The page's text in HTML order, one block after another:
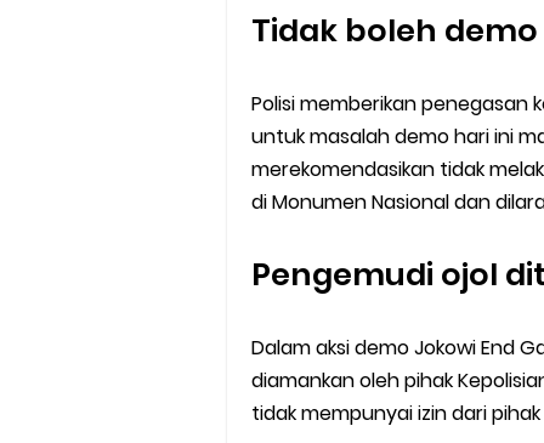
Tidak boleh
Polisi memberikan penegasan
untuk masalah demo hari ini
merekomendasikan tidak
di Monumen Nasional dan
Pengemudi ojol
Dalam aksi demo Jokowi End
diamankan oleh pihak
tidak mempunyai izin dari pihak